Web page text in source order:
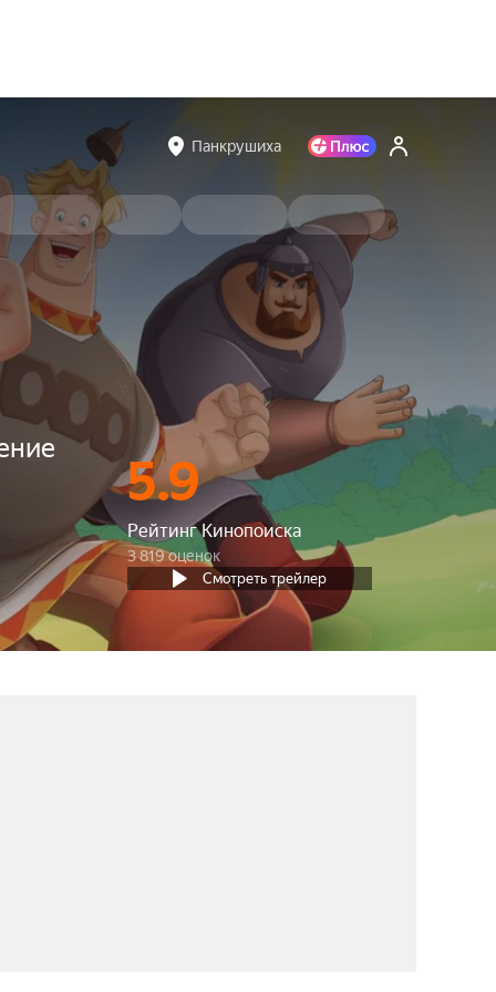
Панкрушиха
5.9
Рейтинг Кинопоиска
3 819 оценок
Смотреть трейлер